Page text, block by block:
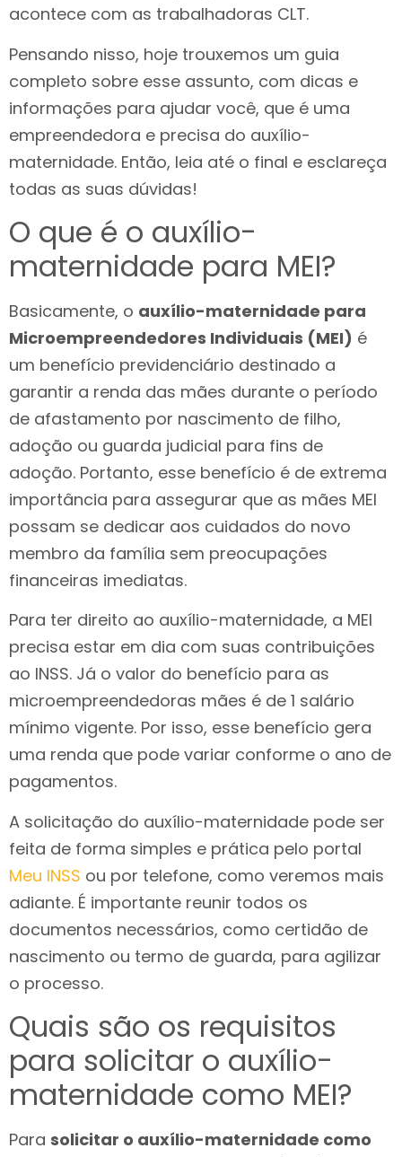
acontece com as trabalhadoras CLT.
Pensando nisso, hoje trouxemos um guia
completo sobre esse assunto, com dicas e
informações para ajudar você, que é uma
empreendedora e precisa do auxílio-
maternidade. Então, leia até o final e esclareça
todas as suas dúvidas!
O que é o auxílio-
maternidade para MEI?
Basicamente, o auxílio-maternidade para
Microempreendedores Individuais (MEI) é
um benefício previdenciário destinado a
garantir a renda das mães durante o período
de afastamento por nascimento de filho,
adoção ou guarda judicial para fins de
adoção. Portanto, esse benefício é de extrema
importância para assegurar que as mães MEI
possam se dedicar aos cuidados do novo
membro da família sem preocupações
financeiras imediatas.
Para ter direito ao auxílio-maternidade, a MEI
precisa estar em dia com suas contribuições
ao INSS. Já o valor do benefício para as
microempreendedoras mães é de 1 salário
mínimo vigente. Por isso, esse benefício gera
uma renda que pode variar conforme o ano de
pagamentos.
A solicitação do auxílio-maternidade pode ser
feita de forma simples e prática pelo portal
Meu INSS ou por telefone, como veremos mais
adiante. É importante reunir todos os
documentos necessários, como certidão de
nascimento ou termo de guarda, para agilizar
o processo.
Quais são os requisitos
para solicitar o auxílio-
maternidade como MEI?
Para solicitar o auxílio-maternidade como